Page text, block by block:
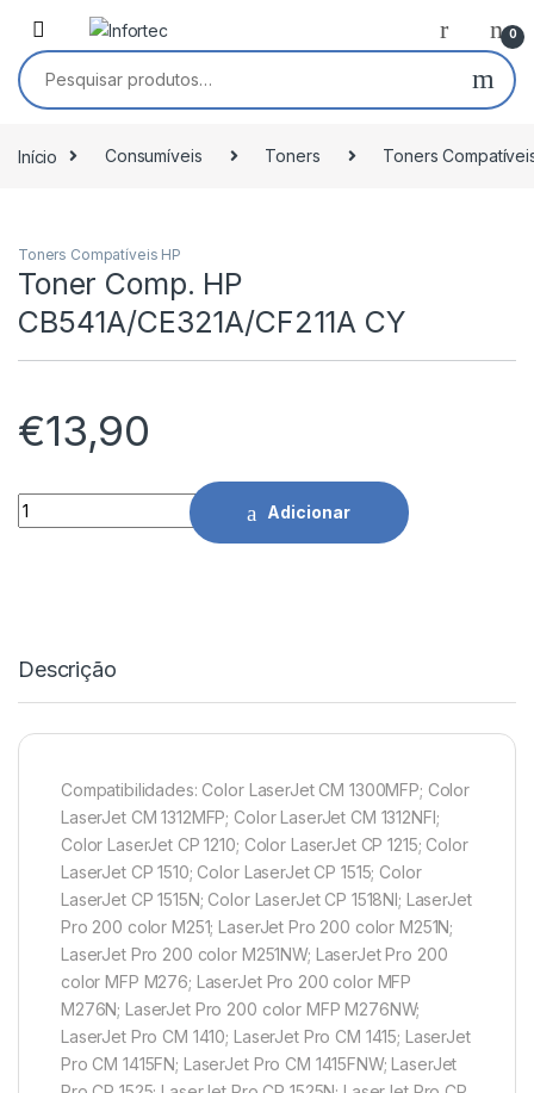
Saltar para navegação
Pular para o conteúdo
0
Pesquisar por:
Início Consumíveis Toners Toners
Toners Compatíveis HP
Toner Comp. HP
CB541A/CE321A/CF211A CY
€13,90
Toner Comp. HP CB541A/CE321A/CF211A CY quantidade
Adicionar
Descrição
Compatibilidades: Color LaserJet CM 1300MFP; Color
LaserJet CM 1312MFP; Color LaserJet CM 1312NFI;
Color LaserJet CP 1210; Color LaserJet CP 1215; Color
LaserJet CP 1510; Color LaserJet CP 1515; Color
LaserJet CP 1515N; Color LaserJet CP 1518NI; LaserJet
Pro 200 color M251; LaserJet Pro 200 color M251N;
LaserJet Pro 200 color M251NW; LaserJet Pro 200
color MFP M276; LaserJet Pro 200 color MFP
M276N; LaserJet Pro 200 color MFP M276NW;
LaserJet Pro CM 1410; LaserJet Pro CM 1415; LaserJet
Pro CM 1415FN; LaserJet Pro CM 1415FNW; LaserJet